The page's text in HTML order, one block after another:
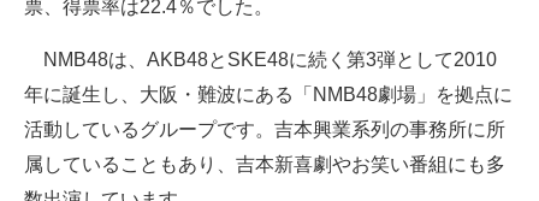
票、得票率は22.4％でした。
NMB48は、AKB48とSKE48に続く第3弾として2010
年に誕生し、大阪・難波にある「NMB48劇場」を拠点に
活動しているグループです。吉本興業系列の事務所に所
属していることもあり、吉本新喜劇やお笑い番組にも多